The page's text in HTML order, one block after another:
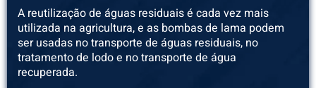
A reutilização de águas residuais é cada vez mais
utilizada na agricultura, e as bombas de lama podem
ser usadas no transporte de águas residuais, no
tratamento de lodo e no transporte de água
recuperada.